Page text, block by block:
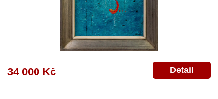
34 000 Kč Detail